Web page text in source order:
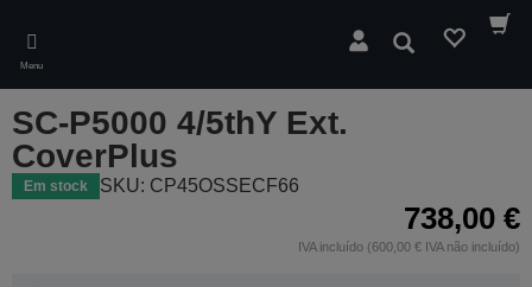
main
content
Menu
Pesquisar
SC-P5000 4/5thY Ext.
CoverPlus
Em stock SKU: CP45OSSECF66
738,00 €
IVA incluído (600,00 € IVA não incluído)